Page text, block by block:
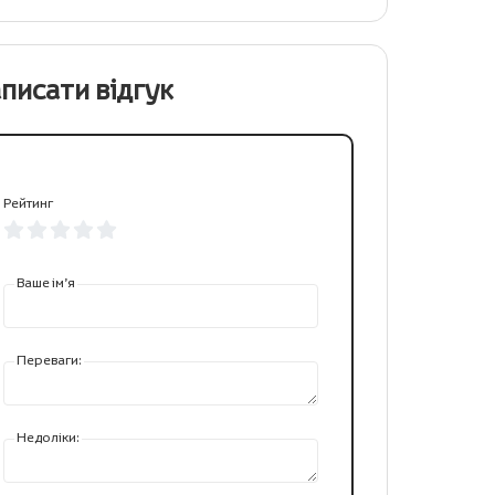
відгук
Рейтинг
Ваше ім’я
Переваги:
Недоліки: